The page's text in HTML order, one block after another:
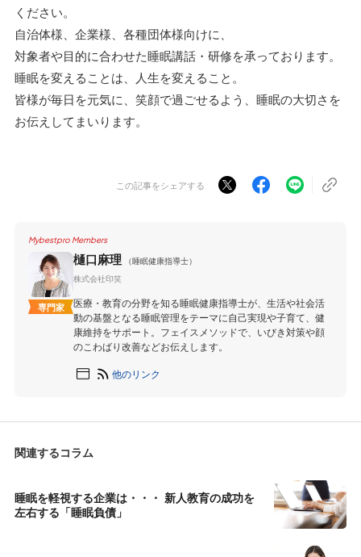
ください。
自治体様、企業様、各種団体様向けに、
対象者や目的に合わせた睡眠講話・研修を承っております。
睡眠を変えることは、人生を変えること。
皆様が毎日を元気に、笑顔で過ごせるよう、睡眠の大切さを
お伝えしてまいります。
この記事をシェアする
Mybestpro Members
専門家
樋口麻理
（睡眠健康指導士）
株式会社印笑
医療・教育の分野を知る睡眠健康指導士が、生活や社会活
動の基盤となる睡眠管理をテーマに自己実現や子育て、健
康維持をサポート。フェイスメソッドで、いびき対策や顔
のこわばり改善などお伝えします。
他のリンク
関連するコラム
睡眠を軽視する企業は・・・ 新人教育の成功を
左右する「睡眠負債」